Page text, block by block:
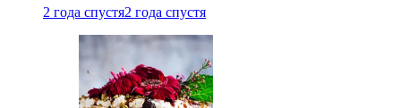
2 года спустя2 года спустя